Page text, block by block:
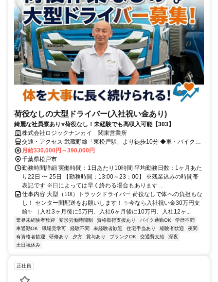
荷役なしの大型ドライバー(入社祝い金あり)
綺麗な社員寮あり⭐荷役なし！未経験でも高収入可能【303】
株式会社ロジックナンカイ 関東営業所
交通・アクセス 武蔵野線「東松戸駅」より徒歩10分 ◆車・バイク通
勤OK ◆交通費規定支給
月給330,000円～390,000円
千葉県松戸市
勤務時間詳細 実働時間：1日あたり10時間 平均勤務日数：1ヶ月あた
り22日 〜 25日 【勤務時間：13:00～23：00】 ※残業込みの時間帯
表記です ※日によっては早く終わる場合もあります ...
仕事内容 大型（10t）トラックドライバー 荷役なしで体への負担もな
し！ センター間配送をお願いします！ ✨今なら入社祝い金30万円支
給✨ （入社3ヶ月後に5万円、入社6ヶ月後に10万円、入社12ヶ...
業界未経験者歓迎 変形労働時間制 資格取得支援あり バイク通勤OK
学歴不問
車通勤OK
職場見学可 経験不問 未経験者歓迎 住宅手当あり 経験者歓迎
夜間
有資格者歓迎
研修あり 夕方 賞与あり ブランクOK 交通費支給
深夜
土日祝休み
正社員